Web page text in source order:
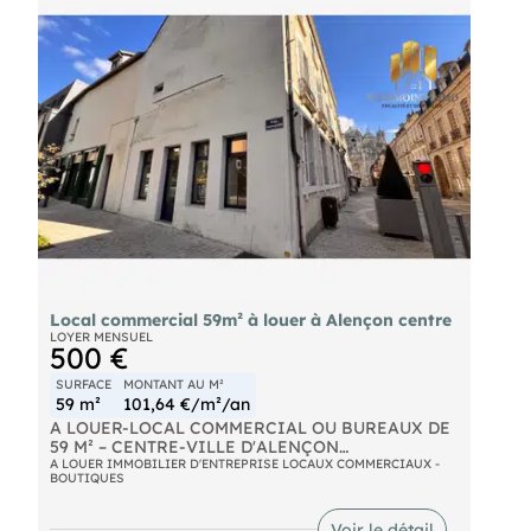
connaître les conditions de location des bailleurs,
contactez Commerce
- Entreprise au .
Local commercial 59m² à louer à Alençon centre
LOYER MENSUEL
500 €
SURFACE
59 m²
MONTANT AU M²
101,64 €/m²/an
A LOUER-LOCAL COMMERCIAL OU BUREAUX DE
59 M² – CENTRE-VILLE D'ALENÇON
Local commercial ou bureaux professionnels de
59 m² situés en plein centre-ville d'Alençon, à
proximité immédiate de la Basilique Notre-Dame,
A LOUER IMMOBILIER D'ENTREPRISE LOCAUX COMMERCIAUX -
BOUTIQUES